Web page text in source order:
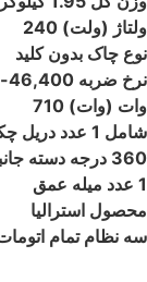
ولتاژ (ولت) 240
نوع چاک بدون کلید
نرخ ضربه 46,400-0 bpm
وات (وات) 710
شامل 1 عدد دریل چکشی
360 درجه دسته جانبی
1 عدد میله عمق
محصول استرالیا
سه نظام تمام